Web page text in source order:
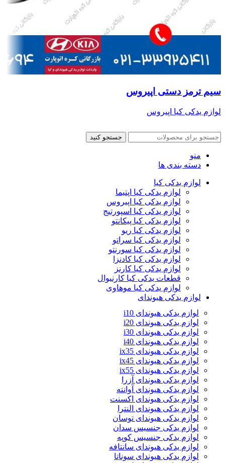
سیم ترمز دستی اپیروس
لوازم یدکی کیا اپیروس
جستجو کنید
منو
دسته بندی ها
لوازم یدکی کیا
لوازم یدکی کیا اپتیما
لوازم یدکی کیا اپیروس
لوازم یدکی کیا اسپورتیج
لوازم یدکی کیا پیکانتو
لوازم یدکی کیا ریو
لوازم یدکی کیا سراتو
لوازم یدکی کیا سورنتو
لوازم یدکی کیا کادنزا
لوازم یدکی کیا کارنز
قطعات یدکی کیا کارنیوال
لوازم یدکی کیا موهاوی
لوازم یدکی هیوندای
لوازم یدکی هیوندای i10
لوازم یدکی هیوندای i20
لوازم یدکی هیوندای i30
لوازم یدکی هیوندای i40
لوازم یدکی هیوندای ix35
لوازم یدکی هیوندای ix45
لوازم یدکی هیوندای ix55
لوازم یدکی هیوندای آزرا
لوازم یدکی هیوندای آوانته
لوازم یدکی هیوندای اکسنت
لوازم یدکی هیوندای النترا
لوازم یدکی هیوندای توسان
لوازم یدکی جنسیس سدان
لوازم یدکی جنسیس کوپه
لوازم یدکی هیوندای سانتافه
لوازم یدکی هیوندای سوناتا